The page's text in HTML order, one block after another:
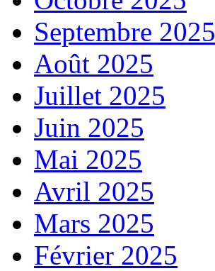
Septembre 2025
Août 2025
Juillet 2025
Juin 2025
Mai 2025
Avril 2025
Mars 2025
Février 2025